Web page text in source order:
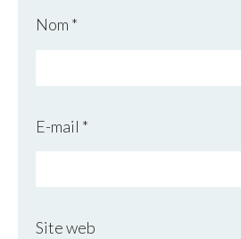
Nom *
E-mail *
Site web